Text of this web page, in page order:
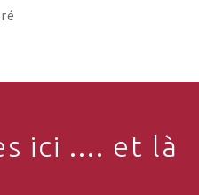
ici .... et là